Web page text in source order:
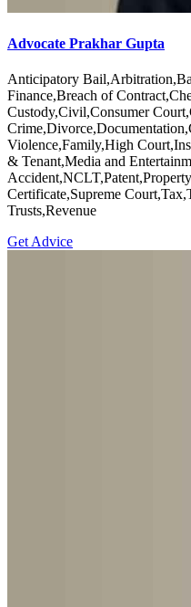
Advocate Prakhar Gupta
Anticipatory
Finance,Breach of
Custody,Civil,Consumer
Violence,Family,High
& Tenant,Media and
Certificate,Supreme
Trusts,Revenue
Get Advice